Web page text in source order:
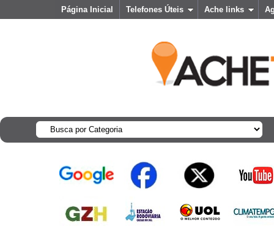
Página Inicial Telefones Úteis Ache links